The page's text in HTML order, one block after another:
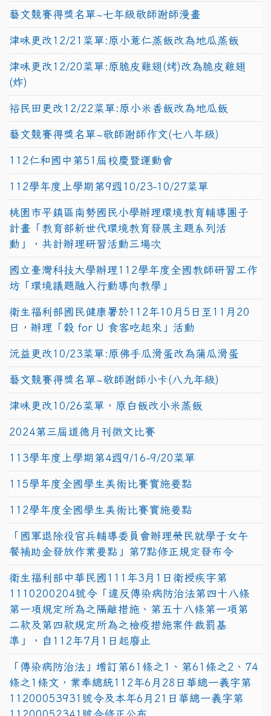
藝文競賽得獎名單~七年級敬師謝師漫畫
津味更改12/21菜單:原小薏仁蒸飯改為地瓜蒸飯
津味更改12/20菜單:原脆皮雞翅(烤)改為脆皮雞翅
(炸)
裕民田更改12/22菜單:原小米香飯改為地瓜飯
藝文競賽得獎名單~敬師謝師作文(七八年級)
112仁和國中第51屆校慶暨運動會
112學年度上學期第9週10/23-10/27菜單
桃園市平鎮區南勢國民小學辦理環境教育輔導團子
計畫「教育部新世代環境教育發展主題系列活
動」，共計辦理研習活動三場次
國立臺灣科技大學辦理112學年度全國教師研習工作
坊「環境議題融入行動導向教學」
衛生福利部國民健康署於112年10月5日至11月20
日，辦理「穀 for U 食客吃起來」活動
沅益更改10/23菜單:原佛手瓜滑蛋改為蒲瓜滑蛋
藝文競賽得獎名單~敬師謝師小卡(八九年級)
津味更改10/26菜單，原白飯改小米蒸飯
2024第三屆道德月刊徵文比賽
113學年度上學期第4週9/16-9/20菜單
115學年度全國學生美術比賽實施要點
112學年度全國學生美術比賽實施要點
「國軍退除役官兵輔導委員會辦理榮民就學子女午
餐補助金發放作業要點」第7點修正規定發布令
衛生福利部中華民國111年3月1日衛授疾字第
1110200204號令「違反傳染病防治法第四十八條
第一項規定所為之隔離措施、第五十八條第一項第
二款及第四款規定所為之檢疫措施案件裁罰基
準」，自112年7月1日起廢止
「傳染病防治法」增訂第61條之1、第61條之2、74
條之1條文，業奉總統112年6月28日華總一義字第
11200053931號令及本年6月21日華總一義字第
11200052341號令修正公布